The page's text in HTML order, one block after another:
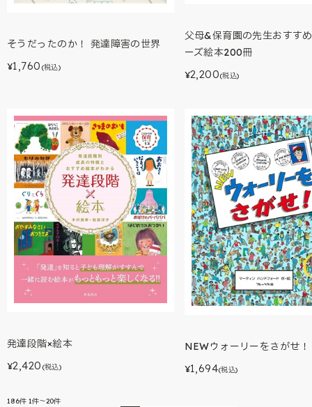
そうだったのか！ 発達障害の世界
¥1,760 (税込)
父母&保育園の先生おすす
ーズ絵本200冊
¥2,200(税込)
発達段階×絵本
¥2,420 (税込)
NEWウォーリーをさがせ！
¥1,694(税込)
186件 1件～20件